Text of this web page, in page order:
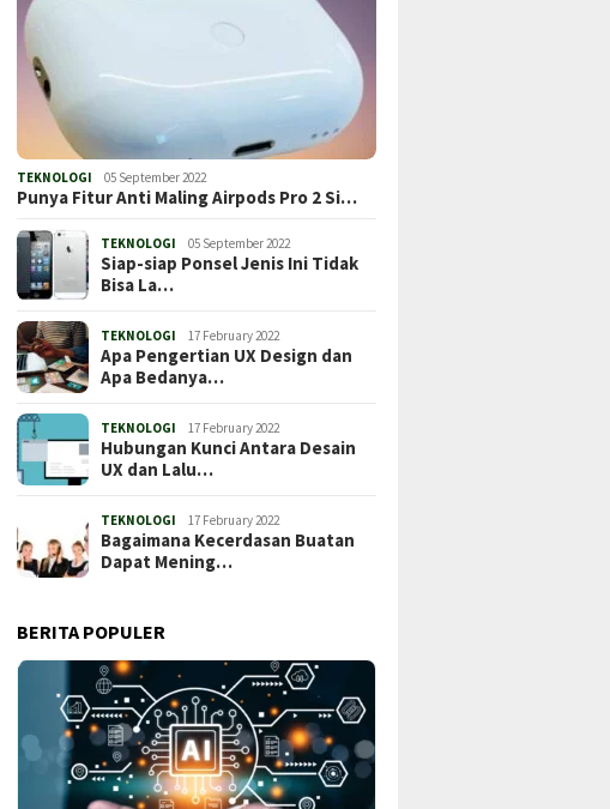
TEKNOLOGI 05 September 2022
Punya Fitur Anti Maling Airpods Pro 2 Si…
TEKNOLOGI 05 September 2022
Siap-siap Ponsel Jenis Ini Tidak
Bisa La…
TEKNOLOGI 17 February 2022
Apa Pengertian UX Design dan
Apa Bedanya…
TEKNOLOGI 17 February 2022
Hubungan Kunci Antara Desain
UX dan Lalu…
TEKNOLOGI 17 February 2022
Bagaimana Kecerdasan Buatan
Dapat Mening…
BERITA POPULER